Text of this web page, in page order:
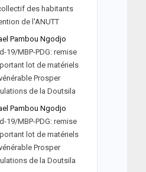
des habitants
de l'ANUTT
Pambou Ngodjo
19/MBP-PDG: remise
lot de matériels
Prosper
de la Doutsila
Pambou Ngodjo
19/MBP-PDG: remise
lot de matériels
Prosper
de la Doutsila